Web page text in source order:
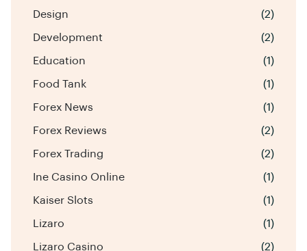
Design (2)
Development (2)
Education (1)
Food Tank (1)
Forex News (1)
Forex Reviews (2)
Forex Trading (2)
Ine Casino Online (1)
Kaiser Slots (1)
Lizaro (1)
Lizaro Casino (2)